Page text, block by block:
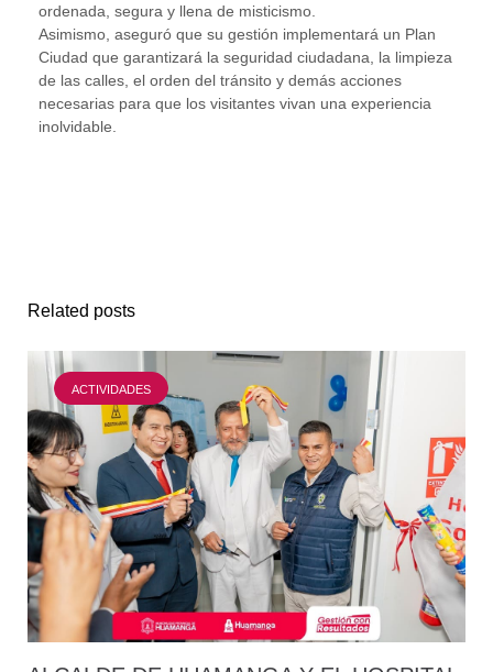
ordenada, segura y llena de misticismo.
Asimismo, aseguró que su gestión implementará un Plan
Ciudad que garantizará la seguridad ciudadana, la limpieza
de las calles, el orden del tránsito y demás acciones
necesarias para que los visitantes vivan una experiencia
inolvidable.
Related posts
ACTIVIDADES